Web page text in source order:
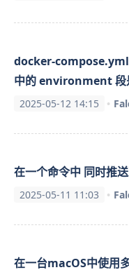
docker-
中的 environment 段
2025-05-12 14:15
在一个命令中 同时推
2025-05-11 11:03
在一台macOS中使用